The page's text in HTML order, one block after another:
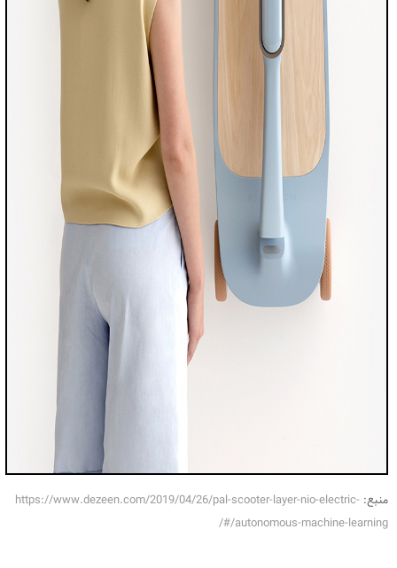
منبع: https://www.dezeen.com/2019/04/26/pal-scooter-layer-nio-electric-
autonomous-machine-learning/#/